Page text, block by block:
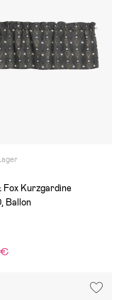
Fox Kurzgardine
Ballon